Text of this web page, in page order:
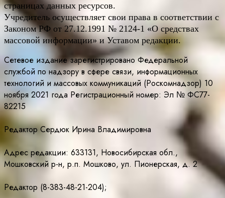
страницах данных ресурсов.
Учредитель осуществляет свои права в соответствии с
Законом РФ от 27.12.1991 № 2124-1 «О средствах
массовой информации» и Уставом редакции.
Сетевое издание зарегистрировано Федеральной
службой по надзору в сфере связи, информационных
технологий и массовых коммуникаций (Роскомнадзор) 10
ноября 2021 года Регистрационный номер: Эл № ФС77-
82215
Редактор Сердюк Ирина Владимировна
Адрес редакции: 633131, Новосибирская обл.,
Мошковский р-н, р.п. Мошково, ул. Пионерская, д. 2
Редактор (8-383-48-21-204);